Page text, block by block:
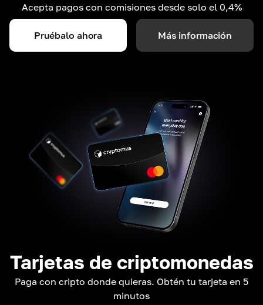
Acepta pagos con comisiones desde solo el 0,4%
Pruébalo ahora Más información
Tarjetas de criptomonedas
Paga con cripto donde quieras. Obtén tu tarjeta en 5
minutos